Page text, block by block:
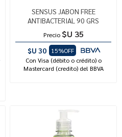
SENSUS JABON FREE
ANTIBACTERIAL 90 GRS
Precio $U 35
$U 30
15%OFF
Con Visa (débito o crédito) o
Mastercard (credito) del BBVA